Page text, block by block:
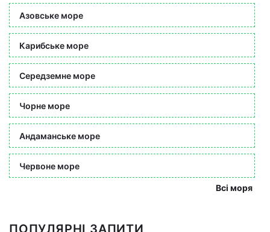
Азовське море
Карибське море
Середземне море
Чорне море
Андаманське море
Червоне море
Всі моря
ПОПУЛЯРНІ ЗАПИТИ